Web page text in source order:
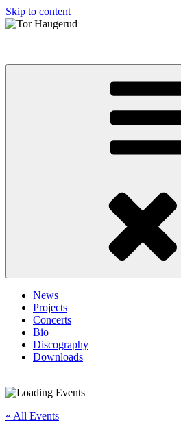
Skip to content
News
Projects
Concerts
Bio
Discography
Downloads
« All Events